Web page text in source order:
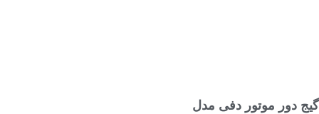
گیج دور موتور دفی مدل